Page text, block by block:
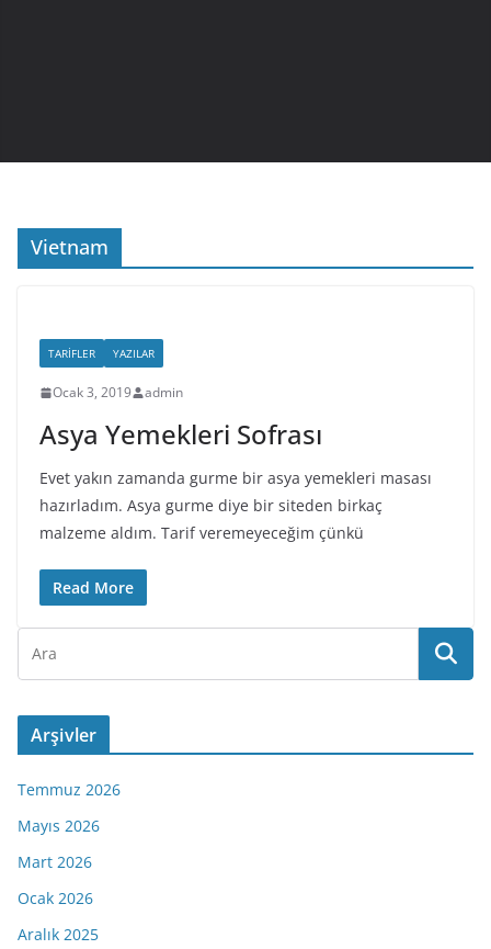
Vietnam
TARIFLER YAZILAR
Ocak 3, 2019 admin
Asya Yemekleri Sofrası
Evet yakın zamanda gurme bir asya yemekleri masası
hazırladım. Asya gurme diye bir siteden birkaç
malzeme aldım. Tarif veremeyeceğim çünkü
Read More
Arşivler
Temmuz 2026
Mayıs 2026
Mart 2026
Ocak 2026
Aralık 2025